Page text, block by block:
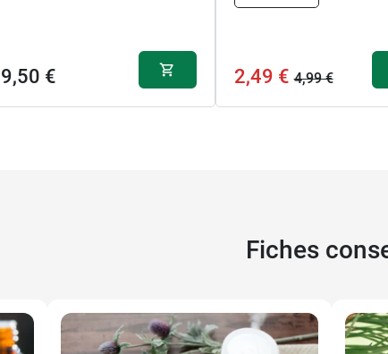
9,50 € 2,49 € 4,99 €
Fiches